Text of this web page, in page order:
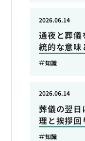
通夜と葬
統的な意味
2026.06.14
知識
葬儀の翌日
理と挨拶回
2026.06.14
知識